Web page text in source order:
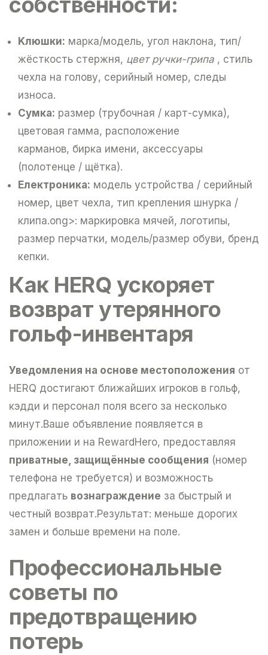
Kлюшки: марка/модель, угол наклона, тип/
жёсткость стержня, цвет ручки-грипа , стиль
чехла на голову, серийный номер, следы
износа.
Cумка: размер (трубочная / карт-сумка),
цветовая гамма, расположение
карманов, бирка имени, аксессуары
(полотенце / щётка).
Eлектроника: модель устройства / серийный
номер, цвет чехла, тип крепления шнурка /
клипа.ong>: маркировка мячей, логотипы,
размер перчатки, модель/размер обуви, бренд
кепки.
Как HERQ ускоряет
возврат утерянного
гольф-инвентаря
Уведомления на основе местоположения от
HERQ достигают ближайших игроков в гольф,
кэдди и персонал поля всего за несколько
минут.Ваше объявление появляется в
приложении и на RewardHero, предоставляя
приватные, защищённые сообщения (номер
телефона не требуется) и возможность
предлагать вознаграждение за быстрый и
честный возврат.Результат: меньше дорогих
замен и больше времени на поле.
Профессиональные
советы по
предотвращению
потерь